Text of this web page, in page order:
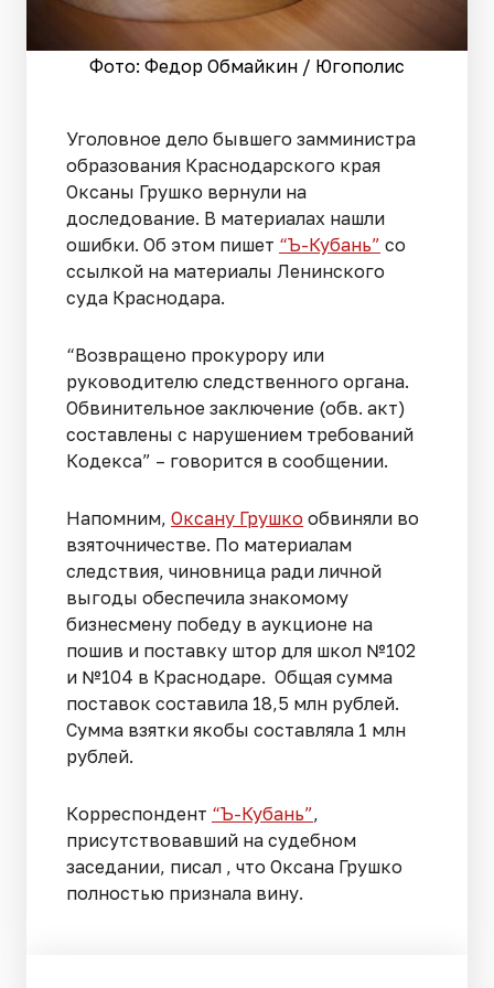
Фото: Федор Обмайкин / Югополис
Уголовное дело бывшего замминистра
образования Краснодарского края
Оксаны Грушко вернули на
доследование. В материалах нашли
ошибки. Об этом пишет “Ъ-Кубань” со
ссылкой на материалы Ленинского
суда Краснодара.
“Возвращено прокурору или
руководителю следственного органа.
Обвинительное заключение (обв. акт)
составлены с нарушением требований
Кодекса” – говорится в сообщении.
Напомним, Оксану Грушко обвиняли во
взяточничестве. По материалам
следствия, чиновница ради личной
выгоды обеспечила знакомому
бизнесмену победу в аукционе на
пошив и поставку штор для школ №102
и №104 в Краснодаре. Общая сумма
поставок составила 18,5 млн рублей.
Сумма взятки якобы составляла 1 млн
рублей.
Корреспондент “Ъ-Кубань”,
присутствовавший на судебном
заседании, писал , что Оксана Грушко
полностью признала вину.